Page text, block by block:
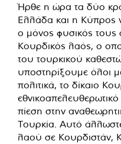
Ήρθε η ώρα τα δύο
Ελλάδα και η Κύπρος
ο μόνος φυσικός τους
Κουρδικός λαός, ο
του τουρκικού
υποστηρίξουμε όλοι
πολιτικά, το δίκαιο
πίεση στην
Τουρκία. Αυτό
λαού σε Κουρδιστάν,